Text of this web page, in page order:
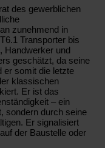
des gewerblichen
zunehmend in
Transporter bis
Handwerker und
geschätzt, da seine
er somit die letzte
klassischen
Er ist das
– ein
sondern durch seine
Er signalisiert
der Baustelle oder